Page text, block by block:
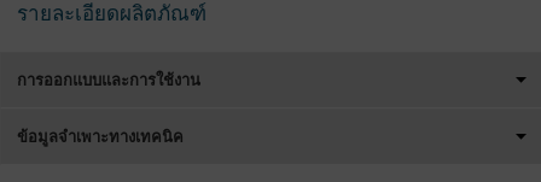
รายละเอียดผลิตภัณฑ์
การออกแบบและการใช้งาน
ข้อมูลจำเพาะทางเทคนิค